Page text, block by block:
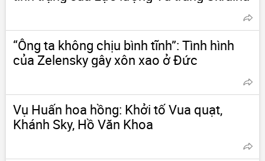
“Ông ta không chịu bình tĩnh”: Tình hình
của Zelensky gây xôn xao ở Đức
Vụ Huấn hoa hồng: Khởi tố Vua quạt,
Khánh Sky, Hồ Văn Khoa